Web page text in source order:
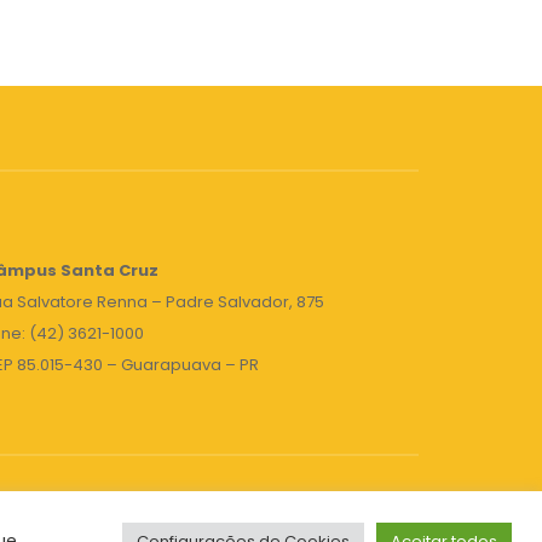
Santa Cruz
Salvatore Renna – Padre Salvador, 875
(42) 3621-1000
85.015-430 – Guarapuava – PR